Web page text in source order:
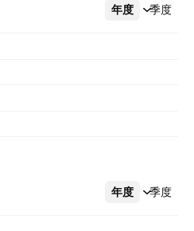
年度 季度
更多
年度 季度
更多